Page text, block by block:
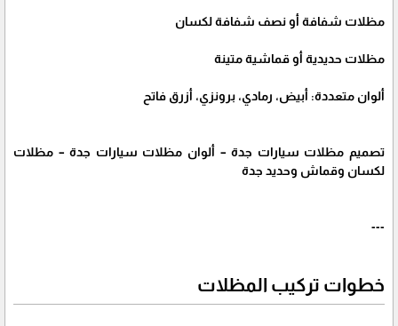
مظلات شفافة أو نصف شفافة لكسان
مظلات حديدية أو قماشية متينة
ألوان متعددة: أبيض، رمادي، برونزي، أزرق فاتح
تصميم مظلات سيارات جدة – ألوان مظلات سيارات جدة – مظلات
لكسان وقماش وحديد جدة
---
خطوات تركيب المظلات